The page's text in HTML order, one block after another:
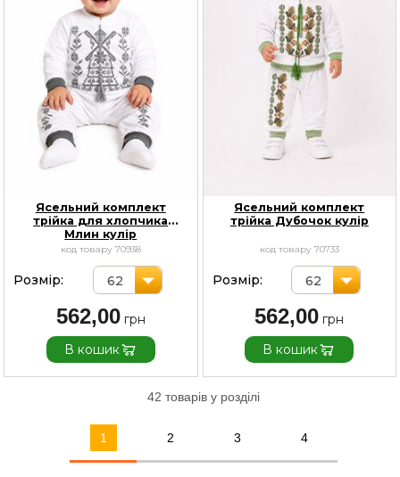
Ясельний комплект
трійка для хлопчика
Млин кулір
код товару 70938
Розмір: 62
562,00
В кошик
Ясельний комплект
трійка Дубочок кулір
код товару 70733
Розмір: 62
562,00
В кошик
42 товарів у розділі
1 2 3 4